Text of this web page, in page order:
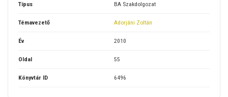
Típus BA Szakdolgozat
Témavezető Adorjáni Zoltán
Év 2010
Oldal 55
Könyvtár ID 6496